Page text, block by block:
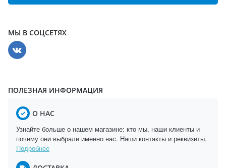
МЫ В СОЦСЕТЯХ
ПОЛЕЗНАЯ ИНФОРМАЦИЯ
О НАС
Узнайте больше о нашем магазине: кто мы, наши клиенты и
почему они выбрали именно нас. Наши контакты и реквизиты.
Подробнее